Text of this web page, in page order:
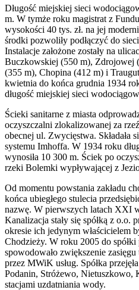
Długość miejskiej sieci
m. W tymże roku magistrat z
wysokości 40 tys. zł. na jej
środki pozwoliły podłączyć do
Instalacje założone zostały na
Buczkowskiej (550 m), Zdrojowej
(355 m), Chopina (412 m) i
kwietnia do końca grudnia 1934
długość miejskiej sieci
Ścieki sanitarne z miasta
oczyszczalni zlokalizowanej za
obecnej ul. Zwycięstwa. Składała
systemu Imhoffa. W 1934 roku
wynosiła 10 300 m. Ściek po
rzeki Bolemki wypływającej z
Od momentu powstania zakładu
końca ubiegłego stulecia
nazwę. W pierwszych latach XXI
Kanalizacja stały się spółką z o.o.
okresie ich jedynym właścicielem
Chodzieży. W roku 2005 do
spowodowało zwiększenie
przez MWiK usług. Spółka
Podanin, Stróżewo, Nietuszkowo,
stacjami uzdatniania wody.